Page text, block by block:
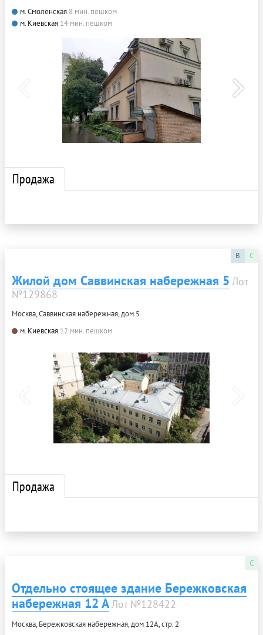
м. Смоленская 8 мин. пешком
м. Киевская 14 мин. пешком
Продажа
B C
Жилой дом Саввинская набережная 5 Лот
№129868
Москва, Саввинская набережная, дом 5
м. Киевская 12 мин. пешком
Продажа
C
Отдельно стоящее здание Бережковская
набережная 12 АЛот №128422
Москва, Бережковская набережная, дом 12А, стр. 2